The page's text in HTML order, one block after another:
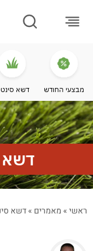
מבצעי החודש דשא
דשא
ראשי»מאמרים »דשא